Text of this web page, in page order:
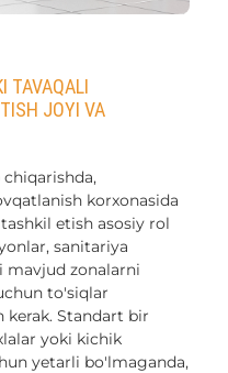
TAVAQALI
JOYI VA
korxonasida
etish asosiy rol
sanitariya
zonalarni
to'siqlar
kerak. Standart bir
yoki kichik
yetarli bo'lmaganda,